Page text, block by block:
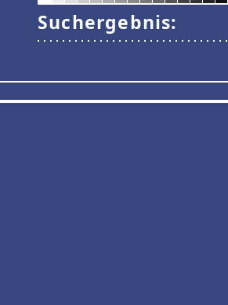
Suchergebnis: